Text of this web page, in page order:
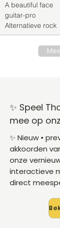
A beautiful face
guitar-pro
Alternatieve rock
✨ Speel
mee op
✨ Nieuw •
akkoorden
onze
interactieve
direct